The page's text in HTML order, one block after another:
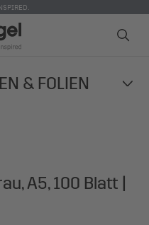
& FOLIEN
A5, 100 Blatt |